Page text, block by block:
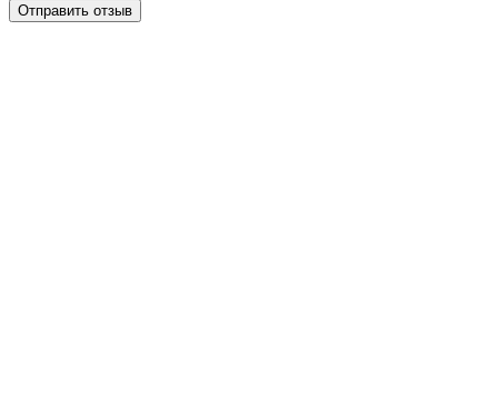
Отправить отзыв